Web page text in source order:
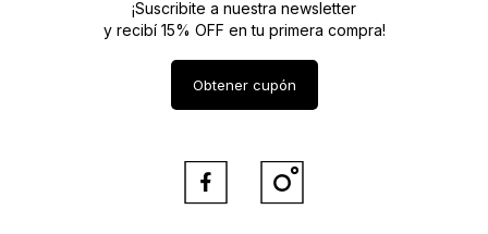
¡Suscribite a nuestra newsletter
y recibí 15% OFF en tu primera compra!
Obtener cupón
 